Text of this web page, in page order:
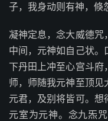
子，我身动则有神，倏
凝神定息，念大威德咒
中间，元神如自己状。
下丹田上冲至心宫斗府
师，师随我元神至顶
元君，及别将皆可。想
元室为元神。念九炁